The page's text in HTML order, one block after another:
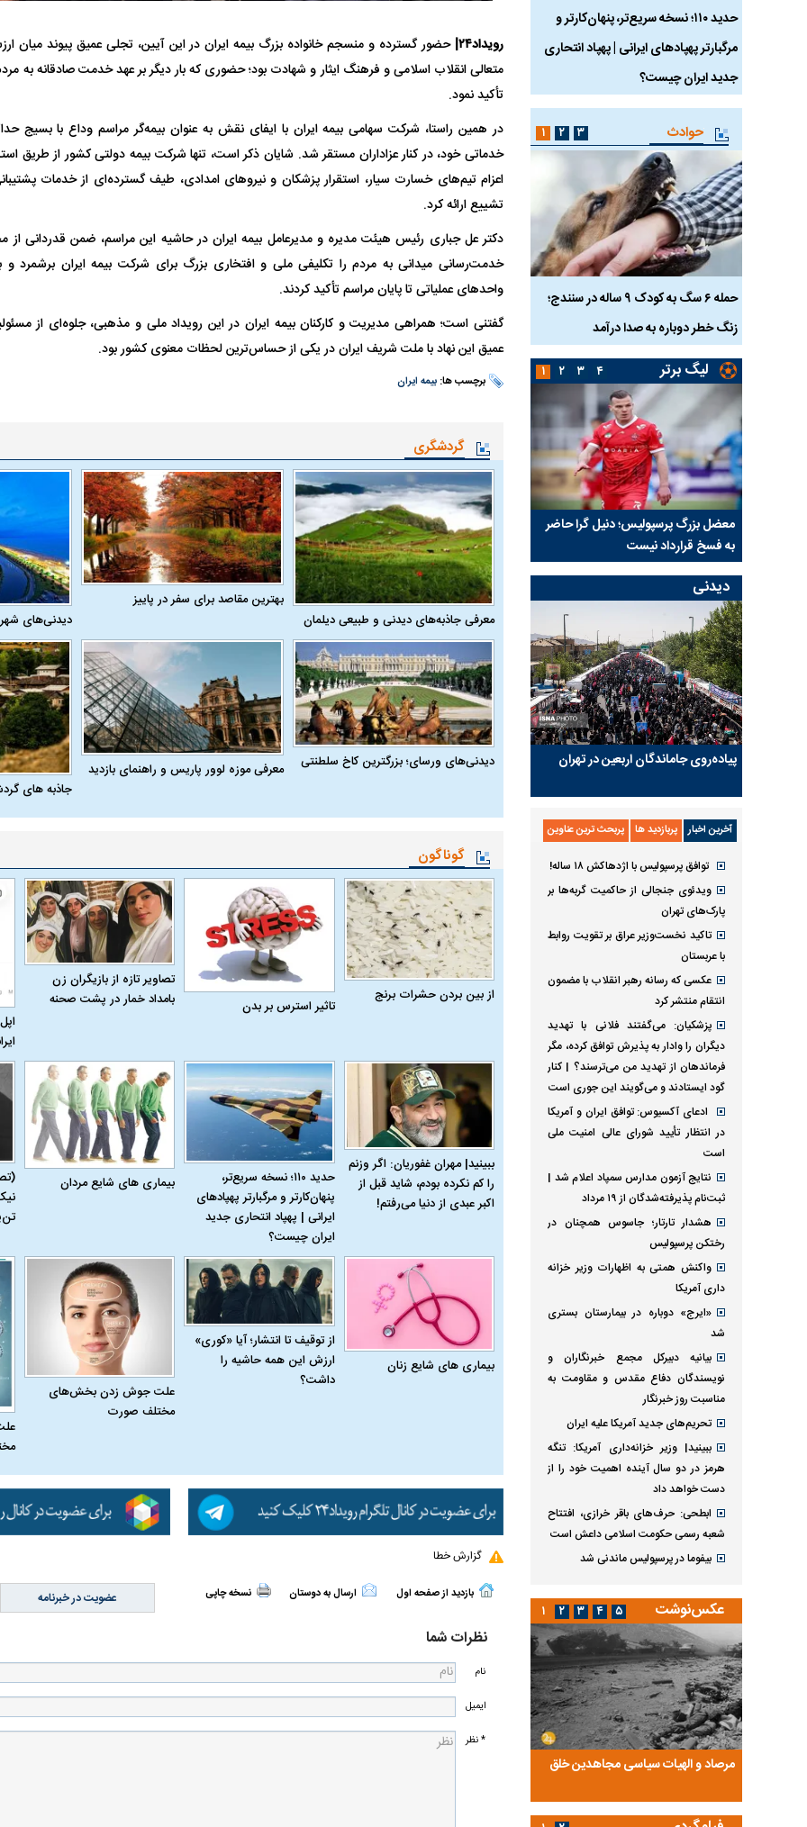
رویداد۲۴|
حضور گسترده و منسجم خانواده بزرگ بیمه ایران در این آیین، تجلی عمیق پیوند میان
متعالی انقلاب اسلامی و فرهنگ ایثار و شهادت بود؛ حضوری که بار دیگر بر عهد خدمت صادقانه به
تأکید نمود.
در همین راستا، شرکت سهامی بیمه ایران با ایفای نقش به عنوان بیمه‌گر مراسم وداع با بسیج
خدماتی خود، در کنار عزاداران مستقر شد. شایان ذکر است، تنها شرکت بیمه دولتی کشور از طریق
اعزام تیم‌های خسارت سیار، استقرار پزشکان و نیرو‌های امدادی، طیف گسترده‌ای از خدمات
تشییع ارائه کرد.
دکتر عل جباری رئیس هیئت مدیره و مدیرعامل بیمه ایران در حاشیه این مراسم، ضمن قدردانی از
خدمت‌رسانی میدانی به مردم را تکلیفی ملی و افتخاری بزرگ برای شرکت بیمه ایران برشمرد و
واحد‌های عملیاتی تا پایان مراسم تأکید کردند.
گفتنی است؛ همراهی مدیریت و کارکنان بیمه ایران در این رویداد ملی و مذهبی، جلوه‌ای از
عمیق این نهاد با ملت شریف ایران در یکی از حساس‌ترین لحظات معنوی کشور بود.
برچسب ها: بیمه ایران
گردشگری
معرفی جاذبه‌های دیدنی و طبیعی دیلمان
بهترین مقاصد برای سفر در پاییز
دیدنی‌های
دیدنی‌های ورسای؛ بزرگترین کاخ سلطنتی
معرفی موزه لوور پاریس و راهنمای بازدید
جاذبه های
گوناگون
از بین بردن حشرات برنج
تاثیر استرس بر بدن
تصاویر تازه از بازیگران زن
بامداد خمار در پشت صحنه
ببینید| مهران غفوریان: اگر وزنم
را کم نکرده بودم، شاید قبل از
اکبر عبدی از دنیا می‌رفتم!
حدید ۱۱۰؛ نسخه سریع‌تر،
پنهان‌کارتر و مرگبارتر پهپادهای
ایرانی | پهپاد انتحاری جدید
ایران چیست؟
بیماری‌ های شایع مردان
بیماری‌ های شایع زنان
از توقیف تا انتشار؛ آیا «کوری»
ارزش این همه حاشیه را
داشت؟
علت جوش زدن بخش‌های
مختلف صورت
گزارش خطا
بازدید از صفحه اول ارسال به دوستان نسخه چاپی عضویت در خبرنامه
نظرات شما
نام
ایمیل
* نظر
حدید ۱۱۰؛ نسخه سریع‌تر، پنهان‌کارتر و
مرگبارتر پهپادهای ایرانی | پهپاد انتحاری
جدید ایران چیست؟
چیست؟
مرگبارتر
جدید ایران
حوادث
حمله ۶ سگ به کودک ۹ ساله در سنندج؛
زنگ خطر دوباره به صدا درآمد
واژگونی مرگبار سمند در اصفهان | ۴ نفر
کشته شدند
عکس| ماجرای کشف جسد ناشناس که
توسط حیوانات خورده شد
زنگ خطر دوباره
۱ ۲ ۳
لیگ برتر
معضل بزرگ پرسپولیس؛ دنیل گرا حاضر
به فسخ قرارداد نیست
مقصد احتمالی مدافع جوان پرسپولیس
مشخص شد
پیشنهاد ۱۳۲میلیاردی رامین رضاییان به
استقلال
بازگشت اندونگ
هافبک گابنی در
۱ ۲ ۳ ۴
دیدنی
پیاده‌روی جاماندگان اربعین در تهران
آخرین اخبار پربازدید ها پربحث ترین عناوین
توافق پرسپولیس با اژدهاکش ۱۸ ساله!
ویدئوی جنجالی از حاکمیت گربه‌ها بر
پارک‌های تهران
تاکید نخست‌وزیر عراق بر تقویت روابط
با عربستان
عکسی که رسانه رهبر انقلاب با مضمون
انتقام منتشر کرد
پزشکیان: می‌گفتند فلانی با تهدید
دیگران را وادار به پذیرش توافق کرده، مگر
فرماندهان از تهدید من می‌ترسند؟ | کنار
گود ایستادند و می‌گویند این جوری است
ادعای آکسیوس: توافق ایران و آمریکا
در انتظار تأیید شورای عالی امنیت ملی
است
نتایج آزمون مدارس سمپاد اعلام شد |
ثبت‌نام پذیرفته‌شدگان از ۱۹ مرداد
هشدار تارتار؛ جاسوس همچنان در
رختکن پرسپولیس
واکنش همتی به اظهارات وزیر خزانه
داری آمریکا
«ایرج» دوباره در بیمارستان بستری
شد
بیانیه دبیرکل مجمع خبرنگاران و
نویسندگان دفاع مقدس و مقاومت به
مناسبت روز خبرنگار
تحریم‌های جدید آمریکا علیه ایران
ببینید| وزیر خزانه‌داری آمریکا: تنگه
هرمز در دو سال آینده اهمیت خود را از
دست خواهد داد
ابطحی: حرف‌های باقر خرازی، افتتاح
شعبه رسمی حکومت اسلامی داعش است
بیفوما در پرسپولیس ماندنی شد
عکس‌نوشت
مرصاد و الهیات سیاسی مجاهدین خلق
۱ ۲ ۳ ۴ ۵